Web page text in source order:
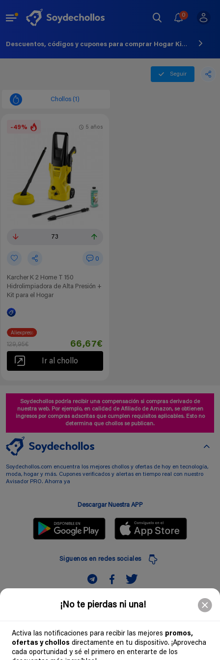
¡No te pierdas ni una!
Activa las notificaciones para recibir las mejores promos,
ofertas y chollos directamente en tu dispositivo. ¡Aprovecha
cada oportunidad y sé el primero en enterarte de los
0
Descuentos, códigos y cupones para comprar Hogar Kit - Agosto - 2026
Seguir
Chollos (1)
-49%
73
0
Karcher K 2 Home T 150
Hidrolimpiadora de Alta Presión +
Kit para el Hogar
5 años
Aliexpress
129,95€ 66,67€
Ir al chollo
Soydechollos podría recibir una compensación si compras derivado de
nuestra web. Por ejemplo, en calidad de Afiliado de Amazon, se obtienen
ingresos por compras adscritas que cumplen requisitos aplicables. Esto no
determina que chollos se publican.
Soydechollos.com encuentra los mejores chollos y ofertas de hoy en tecnología,
moda, hogar y más. Cupones verificados y alertas en tiempo real con nuestro
Avisador PRO. Ahorra ya
Descargar Nuestra APP
Siguenos en redes sociales
Suscribir